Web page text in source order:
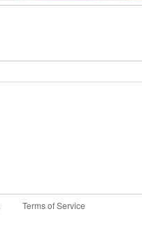
Terms of Service